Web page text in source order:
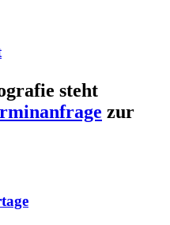
steht
zur